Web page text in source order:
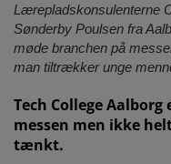
Lærepladskonsulenterne
Sønderby Poulsen fra
møde branchen på
man tiltrækker unge
Tech College
messen men ikke
tænkt.